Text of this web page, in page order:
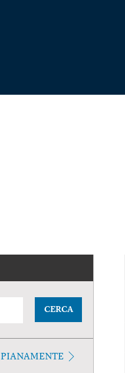
CERCA
PIANAMENTE